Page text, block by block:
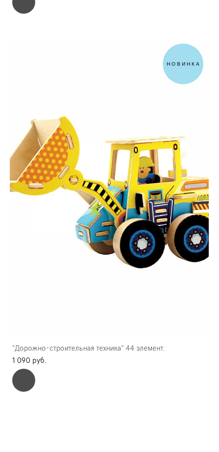
НОВИНКА
"Дорожно-строительная техника" 44 элемент.
1 090 pуб.